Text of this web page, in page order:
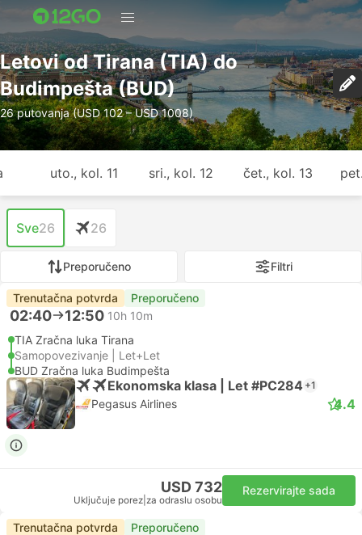
Letovi od Tirana (TIA) do
Budimpešta (BUD)
26 putovanja (USD 102 – USD 1008)
uto., kol. 11 sri., kol. 12 čet., kol. 13
Sve26 26
Preporučeno Filtri
Trenutačna potvrda Preporučeno
02:40 12:50 10h 10m
TIA Zračna luka Tirana
Samopovezivanje | Let+Let
BUD Zračna luka Budimpešta
Ekonomska klasa | Let #PC284 +1
Pegasus Airlines 4.4
USD 732
Uključuje porez za odraslu osobu
Rezervirajte sada
Trenutačna potvrda Preporučeno